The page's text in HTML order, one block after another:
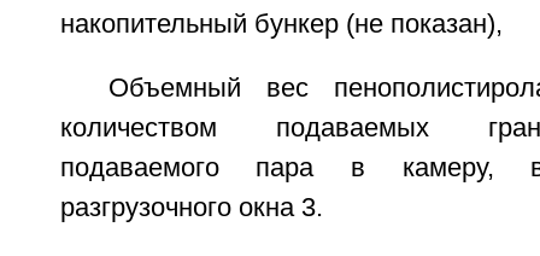
накопительный бункер (не показан),
Объемный вес
количеством подаваемых
подаваемого пара в камеру,
разгрузочного окна 3.